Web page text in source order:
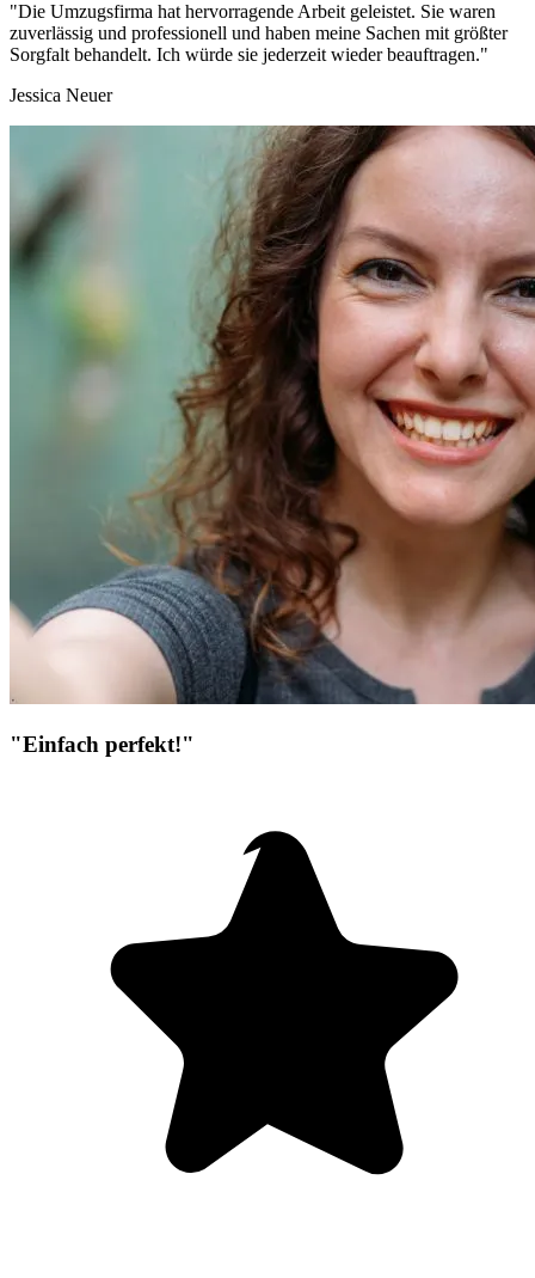
"Die Umzugsfirma hat hervorragende Arbeit geleistet. Sie waren
zuverlässig und professionell und haben meine Sachen mit größter
Sorgfalt behandelt. Ich würde sie jederzeit wieder beauftragen."
Jessica Neuer
"Einfach perfekt!"